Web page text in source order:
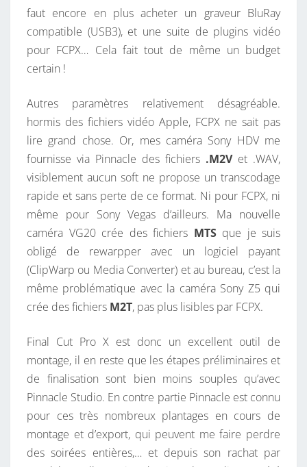
faut encore en plus acheter un graveur BluRay
compatible (USB3), et une suite de plugins vidéo
pour FCPX… Cela fait tout de même un budget
certain !
Autres paramètres relativement désagréable.
hormis des fichiers vidéo Apple, FCPX ne sait pas
lire grand chose. Or, mes caméra Sony HDV me
fournisse via Pinnacle des fichiers .M2Vet .WAV,
visiblement aucun soft ne propose un transcodage
rapide et sans perte de ce format. Ni pour FCPX, ni
même pour Sony Vegas d’ailleurs. Ma nouvelle
caméra VG20 crée des fichiers MTSque je suis
obligé de rewarpper avec un logiciel payant
(ClipWarp ou Media Converter) et au bureau, c’est la
même problématique avec la caméra Sony Z5 qui
crée des fichiers M2T, pas plus lisibles par FCPX.
Final Cut Pro X est donc un excellent outil de
montage, il en reste que les étapes préliminaires et
de finalisation sont bien moins souples qu’avec
Pinnacle Studio. En contre partie Pinnacle est connu
pour ces très nombreux plantages en cours de
montage et d’export, qui peuvent me faire perdre
des soirées entières,… et depuis son rachat par